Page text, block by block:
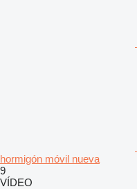
hormigón móvil nueva
9
VÍDEO